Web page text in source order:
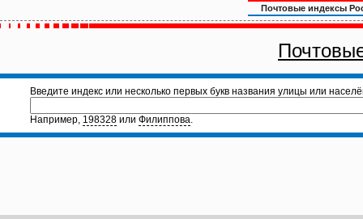
Почтовые индексы
Введите индекс или несколько первых букв названия улицы или
Например, 198328 или Филиппова.